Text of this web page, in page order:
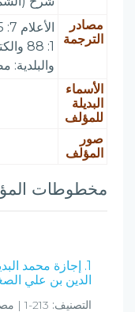
مصادر
الترجمة
والبلدية:
الأسماء
البديلة
للمؤلف
صور
المؤلف
مخطوطات
1. إجازة محمد
الدين بن علي
التصنيف: